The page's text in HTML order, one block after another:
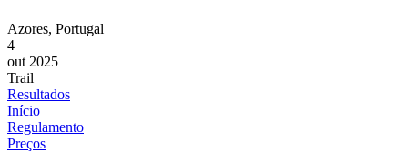
Azores, Portugal
4
out 2025
Trail
Resultados
Início
Regulamento
Preços